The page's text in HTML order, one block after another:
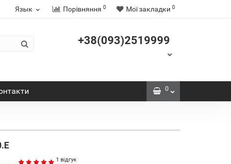
Язык Порівняння 0 Мої закладки 0
+38(093)2519999
0
1 відгук